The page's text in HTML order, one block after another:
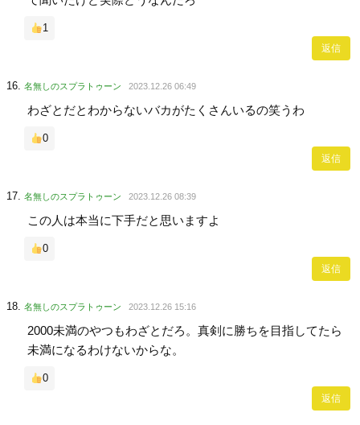
1
返信
名無しのスプラトゥーン 2023.12.26 06:49
わざとだとわからないバカがたくさんいるの笑うわ
0
返信
名無しのスプラトゥーン 2023.12.26 08:39
この人は本当に下手だと思いますよ
0
返信
名無しのスプラトゥーン 2023.12.26 15:16
2000未満のやつもわざとだろ。真剣に勝ちを目指してたら
未満になるわけないからな。
0
返信